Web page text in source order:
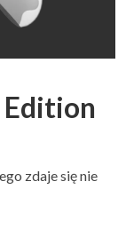
zdaje się nie